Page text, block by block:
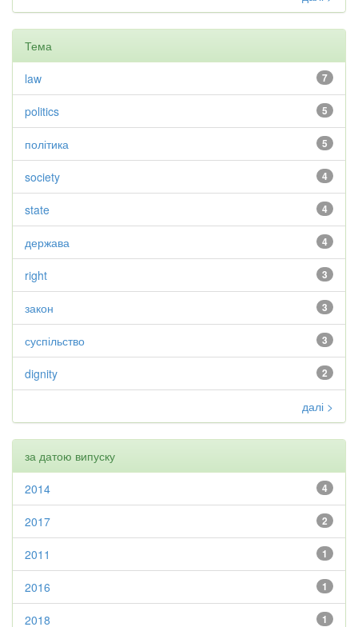
Тема
7
law
5
politics
5
політика
4
society
4
state
4
держава
3
right
3
закон
3
суспільство
2
dignity
далі >
за датою випуску
4
2014
2
2017
1
2011
1
2016
1
2018